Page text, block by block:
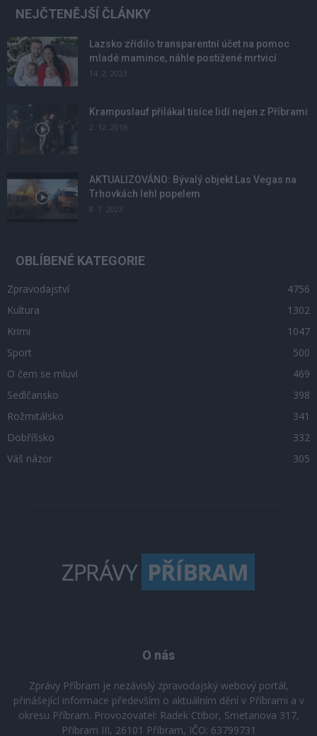
NEJČTENĚJŠÍ ČLÁNKY
Lazsko zřídilo transparentní účet na pomoc
mladé mamince, náhle postižené mrtvicí
14. 2. 2023
Krampuslauf přilákal tisíce lidí nejen z Příbrami
2. 12. 2016
AKTUALIZOVÁNO: Bývalý objekt Las Vegas na
Trhovkách lehl popelem
8. 7. 2023
OBLÍBENÉ KATEGORIE
Zpravodajství
4756
Kultura
1302
Krimi
1047
Sport
500
O čem se mluví
469
Sedlčansko
398
Rožmitálsko
341
Dobříšsko
332
Váš názor
305
O nás
Zprávy Příbram je nezávislý zpravodajský webový portál,
přinášející informace především o aktuálním dění v Příbrami a v
okresu Příbram. Provozovatel: Radek Ctibor, Smetanova 317,
Příbram III, 26101 Příbram, IČO: 63799731